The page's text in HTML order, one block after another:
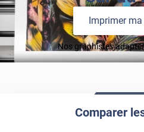
Imprimer
Nos graphistes
Comparer